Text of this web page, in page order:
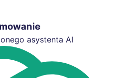
asystenta AI